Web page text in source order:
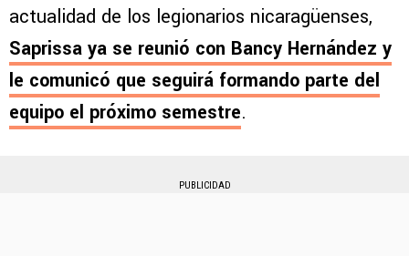
actualidad de los legionarios nicaragüenses,
Saprissa ya se reunió con Bancy Hernández y
le comunicó que seguirá formando parte del
equipo el próximo semestre.
PUBLICIDAD